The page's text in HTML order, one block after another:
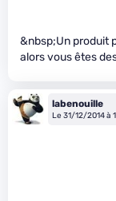
&nbsp;Un produit
alors vous êtes
labenouille
Le 31/12/2014 à